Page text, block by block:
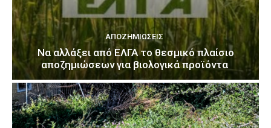
ΑΠΟΖΗΜΙΏΣΕΙΣ
Να αλλάξει από ΕΛΓΑ το θεσμικό πλαίσιο
αποζημιώσεων για βιολογικά προϊόντα